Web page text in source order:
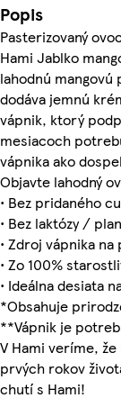
Popis
Pasterizovaný
Hami Jablko
lahodnú
dodáva jemnú
vápnik, ktorý
mesiacoch
vápnika ako
Objavte lahodný
• Bez pridaného
• Bez laktózy /
• Zdroj vápnika
• Zo 100%
• Ideálna desiata
*Obsahuje
**Vápnik je
V Hami veríme,
prvých rokov
chutí s Hami!